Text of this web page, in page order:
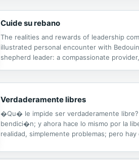
Cuide su rebano
The realities and rewards of leadership
illustrated personal encounter with
shepherd leader: a compassionate
Verdaderamente libres
�Qu� le impide ser verdaderamente
bendici�n; y ahora hace lo mismo por la
realidad, simplemente problemas; pero